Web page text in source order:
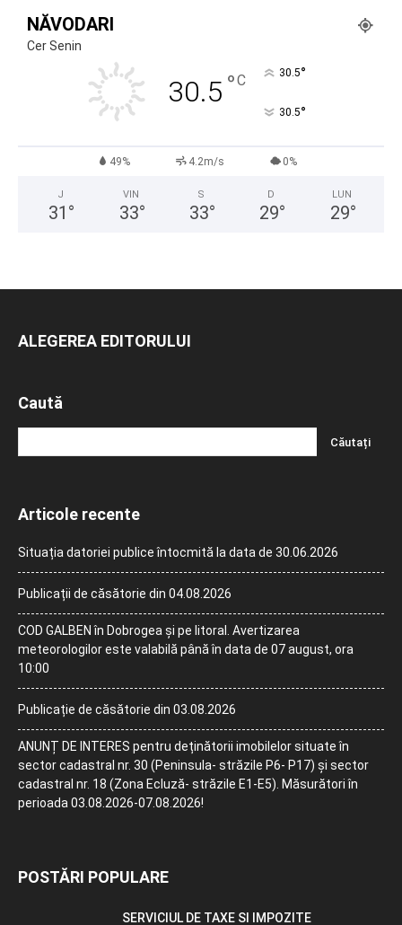
NĂVODARI
Cer Senin
30.5 °C 30.5°
30.5°
49% 4.2m/s 0%
J
31 °
VIN
33°
S
33°
D
29°
LUN
29°
ALEGEREA EDITORULUI
Caută
Articole recente
Situația datoriei publice întocmită la data de 30.06.2026
Publicații de căsătorie din 04.08.2026
COD GALBEN în Dobrogea și pe litoral. Avertizarea
meteorologilor este valabilă până în data de 07 august, ora
10:00
Publicație de căsătorie din 03.08.2026
ANUNȚ DE INTERES pentru deținătorii imobilelor situate în
sector cadastral nr. 30 (Peninsula- străzile P6- P17) și sector
cadastral nr. 18 (Zona Ecluză- străzile E1-E5). Măsurători în
perioada 03.08.2026-07.08.2026!
POSTĂRI POPULARE
SERVICIUL DE TAXE SI IMPOZITE